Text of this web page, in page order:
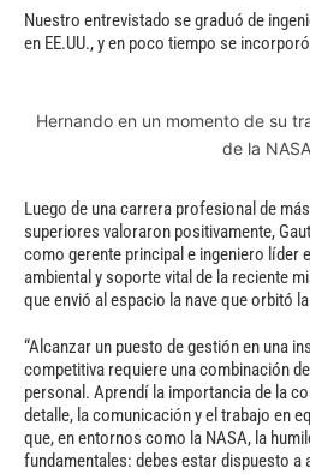
Nuestro entrevistado se graduó de
en EE.UU., y en poco tiempo se
Hernando en un momento de su
de la
Luego de una carrera profesional de
superiores valoraron positivamente,
como gerente principal e ingeniero líder
ambiental y soporte vital de la reciente
que envió al espacio la nave que orbitó
“Alcanzar un puesto de gestión en una
competitiva requiere una combinación
personal. Aprendí la importancia de la
detalle, la comunicación y el trabajo en
que, en entornos como la NASA, la
fundamentales: debes estar dispuesto a